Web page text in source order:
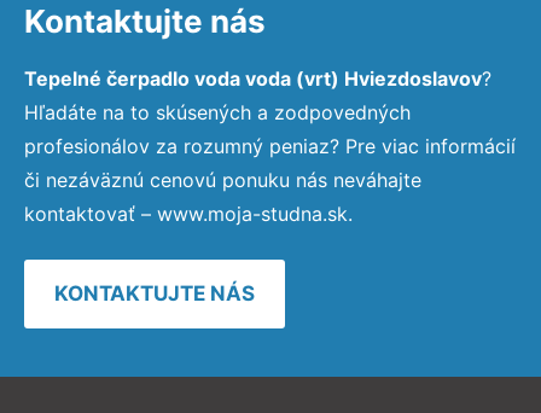
Kontaktujte nás
Tepelné čerpadlo voda voda (vrt) Hviezdoslavov?
Hľadáte na to skúsených a zodpovedných
profesionálov za rozumný peniaz? Pre viac informácií
či nezáväznú cenovú ponuku nás neváhajte
kontaktovať – www.moja-studna.sk.
KONTAKTUJTE NÁS